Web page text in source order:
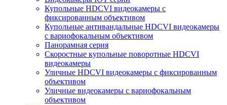
Купольные HDCVI видеокамеры с
фиксированным объективом
Купольные антивандальные HDCVI видеокамеры
с вариофокальным объективом
Панорамная серия
Скоростные купольные поворотные HDCVI
видеокамеры
Уличные HDCVI видеокамеры с фиксированным
объективом
Уличные видеокамеры с вариофокальным
объективом